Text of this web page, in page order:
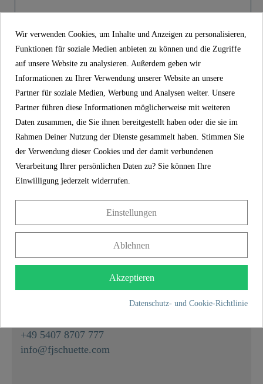
Farbe Chrom
Gewicht 0,0 Kg
Standring, Chrom - 00268
Preis
inkl. MwSt.
Artikel-Nr 00268
Material Messing
Farbe Chrom
Gewicht 0,0 kg
Franz Joseph Schütte GmbH
49134 Wallenhorst
+49 5407 8707 777
info@fjschuette.com
Wir verwenden Cookies, um Inhalte und Anzeigen zu personalisieren,
Funktionen für soziale Medien anbieten zu können und die Zugriffe
auf unsere Website zu analysieren. Außerdem geben wir
Informationen zu Ihrer Verwendung unserer Website an unsere
Partner für soziale Medien, Werbung und Analysen weiter. Unsere
Partner führen diese Informationen möglicherweise mit weiteren
Daten zusammen, die Sie ihnen bereitgestellt haben oder die sie im
Rahmen Deiner Nutzung der Dienste gesammelt haben. Stimmen Sie
der Verwendung dieser Cookies und der damit verbundenen
Verarbeitung Ihrer persönlichen Daten zu? Sie können Ihre
Einwilligung jederzeit widerrufen.
Einstellungen
Ablehnen
Akzeptieren
Datenschutz- und Cookie-Richtlinie